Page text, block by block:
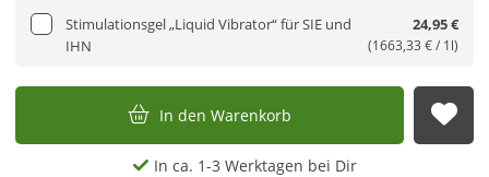
Stimulationsgel „Liquid Vibrator“ für SIE und
IHN
24,95 €
(1663,33 € / 1l)
In den Warenkorb
In ca. 1-3 Werktagen bei Dir